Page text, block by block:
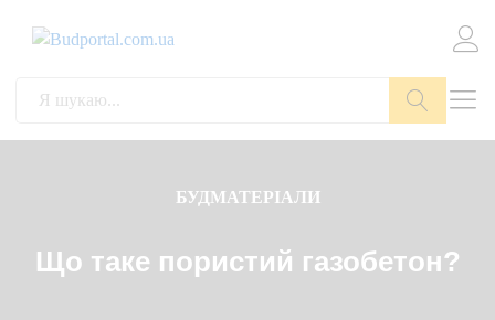
Пошук
БУДМАТЕРІАЛИ
Що таке пористий газобетон?